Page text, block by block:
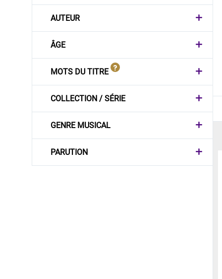
AUTEUR
ÂGE
MOTS DU TITRE
COLLECTION / SÉRIE
GENRE MUSICAL
PARUTION